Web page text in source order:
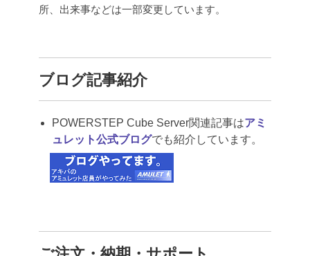
所、出来事などは一部変更しています。
ブログ記事紹介
POWERSTEP Cube Server関連記事はアミ
ュレット公式ブログでも紹介しています。